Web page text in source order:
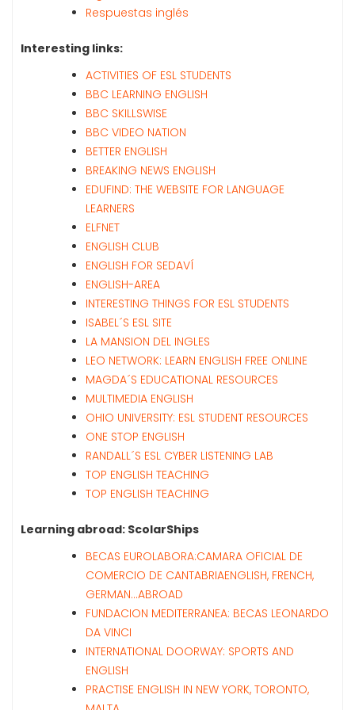
Respuestas inglés
Interesting links:
ACTIVITIES OF ESL STUDENTS
BBC LEARNING ENGLISH
BBC SKILLSWISE
BBC VIDEO NATION
BETTER ENGLISH
BREAKING NEWS ENGLISH
EDUFIND: THE WEBSITE FOR LANGUAGE
LEARNERS
ELFNET
ENGLISH CLUB
ENGLISH FOR SEDAVÍ
ENGLISH-AREA
INTERESTING THINGS FOR ESL STUDENTS
ISABEL´S ESL SITE
LA MANSION DEL INGLES
LEO NETWORK: LEARN ENGLISH FREE ONLINE
MAGDA´S EDUCATIONAL RESOURCES
MULTIMEDIA ENGLISH
OHIO UNIVERSITY: ESL STUDENT RESOURCES
ONE STOP ENGLISH
RANDALL´S ESL CYBER LISTENING LAB
TOP ENGLISH TEACHING
TOP ENGLISH TEACHING
Learning abroad: ScolarShips
BECAS EUROLABORA:CAMARA OFICIAL DE
COMERCIO DE CANTABRIAENGLISH, FRENCH,
GERMAN…ABROAD
FUNDACION MEDITERRANEA: BECAS LEONARDO
DA VINCI
INTERNATIONAL DOORWAY: SPORTS AND
ENGLISH
PRACTISE ENGLISH IN NEW YORK, TORONTO,